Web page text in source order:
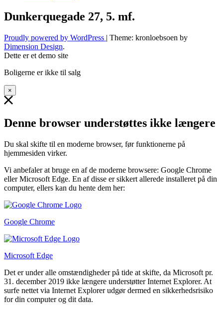
Dunkerquegade 27, 5. mf.
Proudly powered by WordPress | Theme: kronloebsoen by
Dimension Design.
Dette er et demo site
Boligerne er ikke til salg
×
Denne browser understøttes ikke længere
Du skal skifte til en moderne browser, før funktionerne på
hjemmesiden virker.
Vi anbefaler at bruge en af de moderne browsere: Google Chrome
eller Microsoft Edge. En af disse er sikkert allerede installeret på din
computer, ellers kan du hente dem her:
Google Chrome
Microsoft Edge
Det er under alle omstændigheder på tide at skifte, da Microsoft pr.
31. december 2019 ikke længere understøtter Internet Explorer. At
surfe nettet via Internet Explorer udgør dermed en sikkerhedsrisiko
for din computer og dit data.